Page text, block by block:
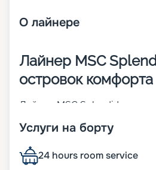
О лайнере
Лайнер MSC
островок комфорта
Лайнер MSC Splendida – это
2009-м и модернизирован в
комфорта и изысканного
параметры:
Услуги на борту
24 hours room service